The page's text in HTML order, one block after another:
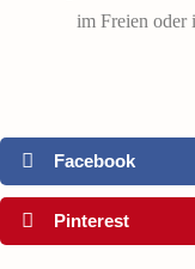
im Freien oder
Facebook
Pinterest